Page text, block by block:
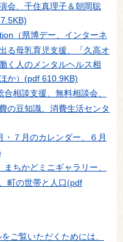
会、千住真理子＆朝岡聡
（県博デー、インターネ
る母乳育児支援、「久高オ
く人のメンタルヘルス相
か） (pdf 610.9KB)
相談支援、無料相談会、
の豆知識、消費生活センタ
７月のカレンダー、６月
ちかどミニギャラリー、
町の世帯と人口(pdf
ご覧いただくためには、